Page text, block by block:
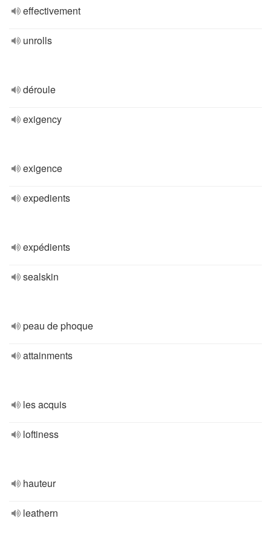
effectivement
unrolls
déroule
exigency
exigence
expedients
expédients
sealskin
peau de phoque
attainments
les acquis
loftiness
hauteur
leathern